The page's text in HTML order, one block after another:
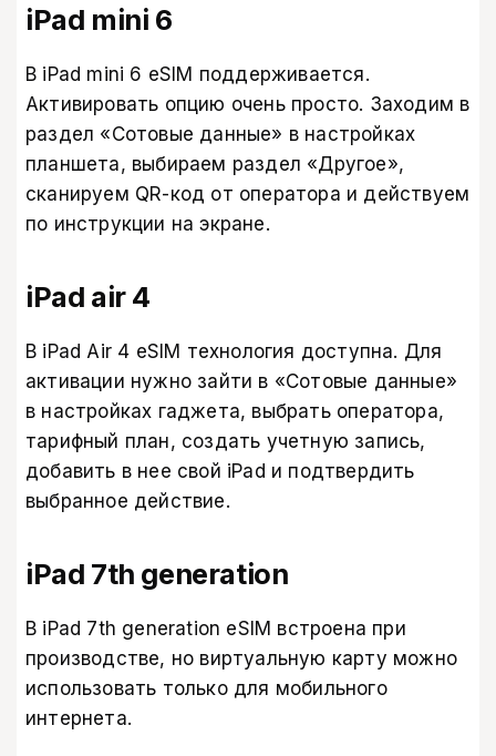
iPad mini 6
В iPad mini 6 eSIM поддерживается.
Активировать опцию очень просто. Заходим в
раздел «Сотовые данные» в настройках
планшета, выбираем раздел «Другое»,
сканируем QR-код от оператора и действуем
по инструкции на экране.
iPad air 4
В iPad Air 4 eSIM технология доступна. Для
активации нужно зайти в «Сотовые данные»
в настройках гаджета, выбрать оператора,
тарифный план, создать учетную запись,
добавить в нее свой iPad и подтвердить
выбранное действие.
iPad 7th generation
В iPad 7th generation eSIM встроена при
производстве, но виртуальную карту можно
использовать только для мобильного
интернета.